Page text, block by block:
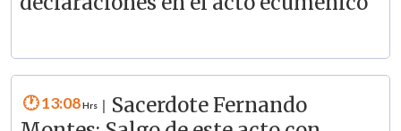
13:08
Sacerdote Fernando